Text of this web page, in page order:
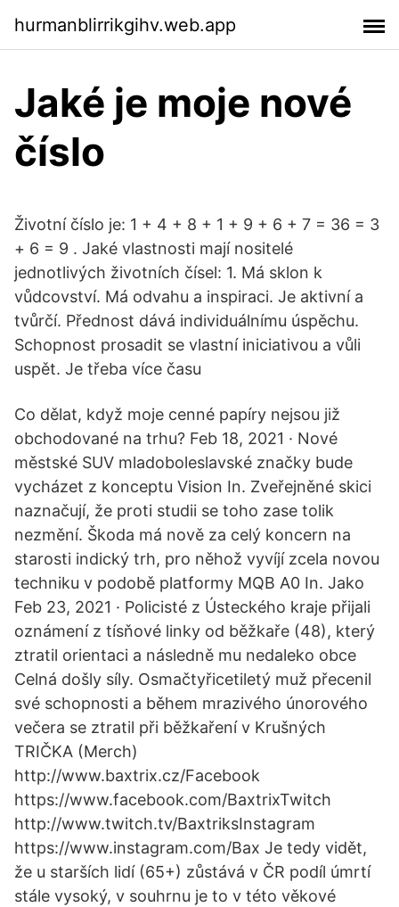
hurmanblirrikgihv.web.app
Jaké je moje nové
číslo
Životní číslo je: 1 + 4 + 8 + 1 + 9 + 6 + 7 = 36 = 3
+ 6 = 9 . Jaké vlastnosti mají nositelé
jednotlivých životních čísel: 1. Má sklon k
vůdcovství. Má odvahu a inspiraci. Je aktivní a
tvůrčí. Přednost dává individuálnímu úspěchu.
Schopnost prosadit se vlastní iniciativou a vůli
uspět. Je třeba více času
Co dělat, když moje cenné papíry nejsou již
obchodované na trhu? Feb 18, 2021 · Nové
městské SUV mladoboleslavské značky bude
vycházet z konceptu Vision In. Zveřejněné skici
naznačují, že proti studii se toho zase tolik
nezmění. Škoda má nově za celý koncern na
starosti indický trh, pro něhož vyvíjí zcela novou
techniku v podobě platformy MQB A0 In. Jako
Feb 23, 2021 · Policisté z Ústeckého kraje přijali
oznámení z tísňové linky od běžkaře (48), který
ztratil orientaci a následně mu nedaleko obce
Celná došly síly. Osmačtyřicetiletý muž přecenil
své schopnosti a během mrazivého únorového
večera se ztratil při běžkaření v Krušných
TRIČKA (Merch)
http://www.baxtrix.cz/Facebook
https://www.facebook.com/BaxtrixTwitch
http://www.twitch.tv/BaxtriksInstagram
https://www.instagram.com/Bax Je tedy vidět,
že u starších lidí (65+) zůstává v ČR podíl úmrtí
stále vysoký, v souhrnu je to v této věkové